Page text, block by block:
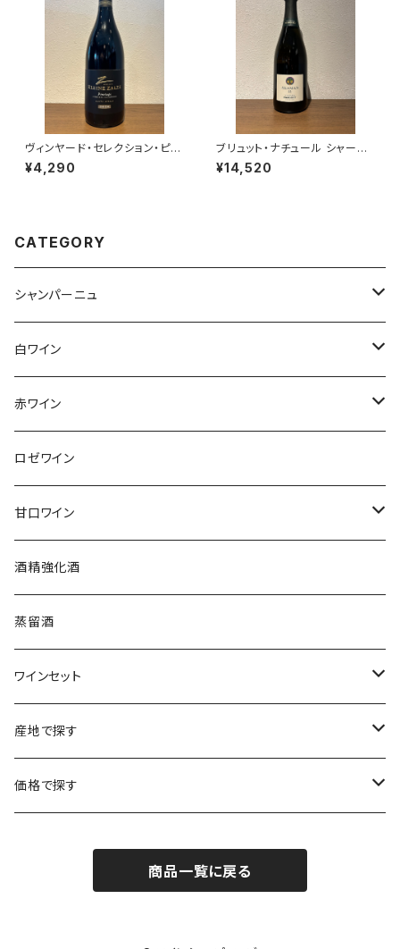
ヴィンヤード・セレクション・ピノ
タージュ 2023 クライン・ザル
ゼ・ワインズ
¥4,290
ブリュット・ナチュール シャーマ
ン 22 グラン・クリュ マルゲ シャ
ンパーニュ 750ml
¥14,520
CATEGORY
シャンパーニュ
アンリ・ジロー
アンリ・ビリオ・フィス
エティエンヌ・ルフェーヴル
クリスチャン・ゴセ
クロード・カザル
ジェローム・ルフェーヴル
シャルトーニュ・タイエ
シャルル・エドシック
ジャン・ラルマン
白ワイン
フランス
アルザス
ブルゴーニュ
ロワール
コトーシャンプノワ
ドイツ
オーストラリア
ニュージーランド
南アフリカ
チリ
スロヴァキア
オーストリア
赤ワイン
フランス
アルザス
シュッド・ウエスト
ロワール
スロヴァキア
オーストラリア
ニュージーランド
南アフリカ
チリ
アメリカ
ロゼワイン
甘口ワイン
フランス
ソーテルヌ
酒精強化酒
蒸留酒
ワインセット
福袋
シャンパーニュセット
産地で探す
アメリカ
価格で探す
3,000円～4,999円
商品一覧に戻る